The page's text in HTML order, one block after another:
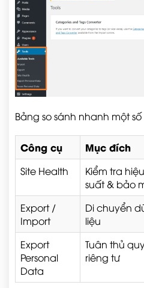
Bảng so sánh nhanh một
Công cụ Mục đích
Site Health
Kiểm tra hiệu
suất & bảo
Export /
Import
Di chuyển
liệu
Export
Personal
Data
Tuân thủ
riêng tư